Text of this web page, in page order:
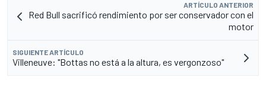
ARTÍCULO ANTERIOR
Red Bull sacrificó rendimiento por ser conservador con el
motor
SIGUIENTE ARTÍCULO
Villeneuve: "Bottas no está a la altura, es vergonzoso"